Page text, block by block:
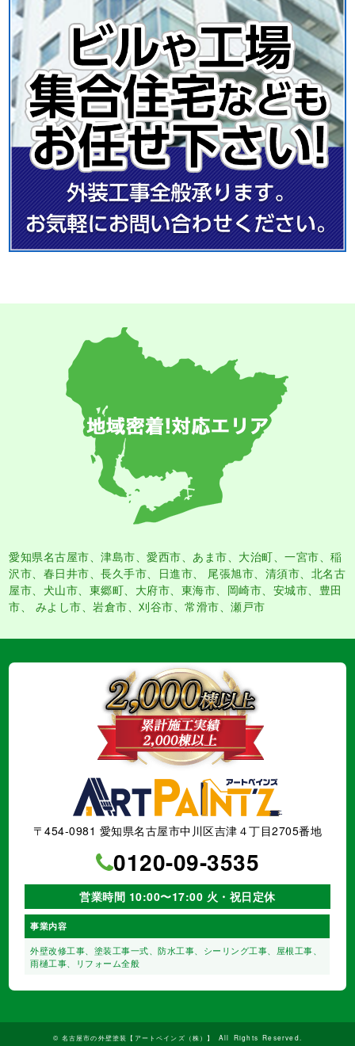
愛知県名古屋市、津島市、愛西市、あま市、大治町、一宮市、稲
沢市、春日井市、長久手市、日進市、 尾張旭市、清須市、北名古
屋市、犬山市、東郷町、大府市、東海市、岡崎市、安城市、豊田
市、 みよし市、岩倉市、刈谷市、常滑市、瀬戸市
〒454-0981 愛知県名古屋市中川区吉津４丁目2705番地
0120-09-3535
営業時間 10:00〜17:00 火・祝日定休
事業内容
外壁改修工事、塗装工事⼀式、防水工事、シーリング工事、 屋根工事、
雨樋工事、
リフォーム全般
© 名古屋市の外壁塗装【アートペインズ（株）】 All Rights Reserved.